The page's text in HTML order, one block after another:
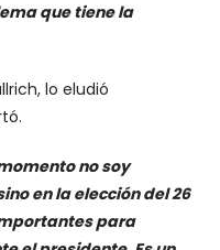
que tiene la
lo eludió
no soy
en la elección del 26
para